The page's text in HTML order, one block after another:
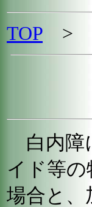
TOP >
白内障
イド等
場合と、